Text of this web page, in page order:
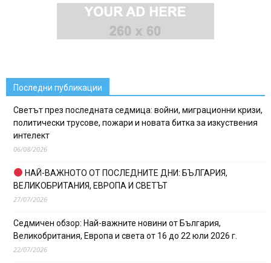
Последни публикации
Светът през последната седмица: войни, миграционни кризи,
политически трусове, пожари и новата битка за изкуствения
интелект
06/08/2026
НАЙ-ВАЖНОТО ОТ ПОСЛЕДНИТЕ ДНИ: БЪЛГАРИЯ,
ВЕЛИКОБРИТАНИЯ, ЕВРОПА И СВЕТЪТ
27/07/2026
Седмичен обзор: Най-важните новини от България,
Великобритания, Европа и света от 16 до 22 юли 2026 г.
22/07/2026